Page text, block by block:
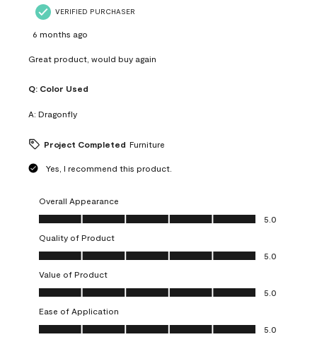
VERIFIED PURCHASER
6 months ago
Great product, would buy again
Q: Color Used
A: Dragonfly
Project Completed Furniture
Yes, I recommend this product.
Overall Appearance
Overall Appearance, 5.0 out of 5
5.0
Quality of Product
Quality of Product, 5.0 out of 5
5.0
Value of Product
Value of Product, 5.0 out of 5
5.0
Ease of Application
Ease of Application, 5.0 out of 5
5.0